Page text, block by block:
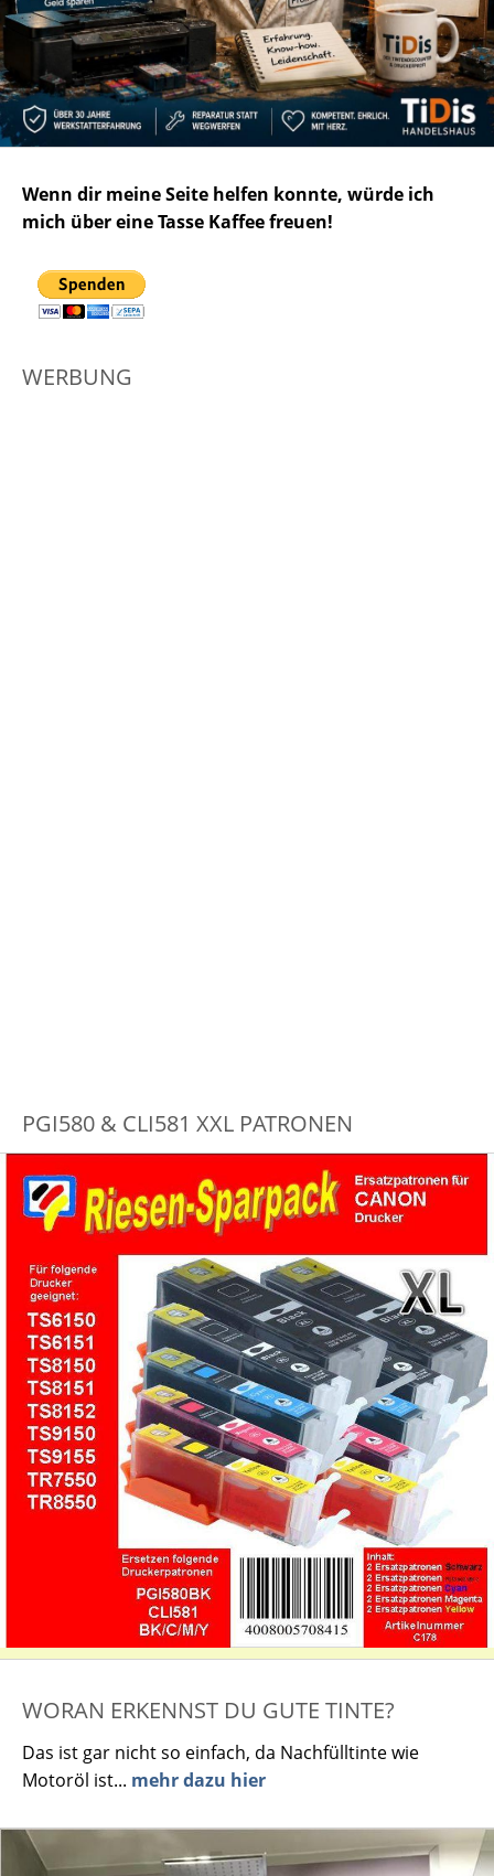
Wenn dir meine Seite helfen konnte, würde ich
mich über eine Tasse Kaffee freuen!
WERBUNG
PGI580 & CLI581 XXL PATRONEN
WORAN ERKENNST DU GUTE TINTE?
Das ist gar nicht so einfach, da Nachfülltinte wie
Motoröl ist... mehr dazu hier